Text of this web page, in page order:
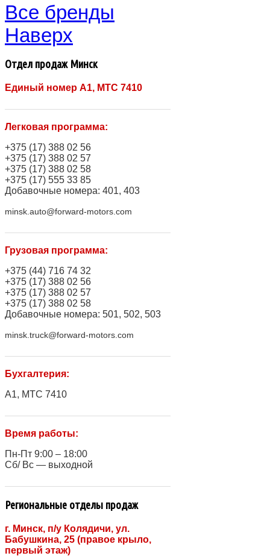
Все бренды
Наверх
Отдел продаж Минск
Единый номер A1, МТС 7410
Легковая программа:
+375 (17) 388 02 56
+375 (17) 388 02 57
+375 (17) 388 02 58
+375 (17) 555 33 85
Добавочные номера: 401, 403
minsk.auto@forward-motors.com
Грузовая программа:
+375 (44) 716 74 32
+375 (17) 388 02 56
+375 (17) 388 02 57
+375 (17) 388 02 58
Добавочные номера: 501, 502, 503
minsk.truck@forward-motors.com
Бухгалтерия:
A1, МТС 7410
Время работы:
Пн-Пт 9:00 – 18:00
Сб/ Вс — выходной
Региональные отделы продаж
г. Минск, п/у Колядичи, ул.
Бабушкина, 25 (правое крыло,
первый этаж)